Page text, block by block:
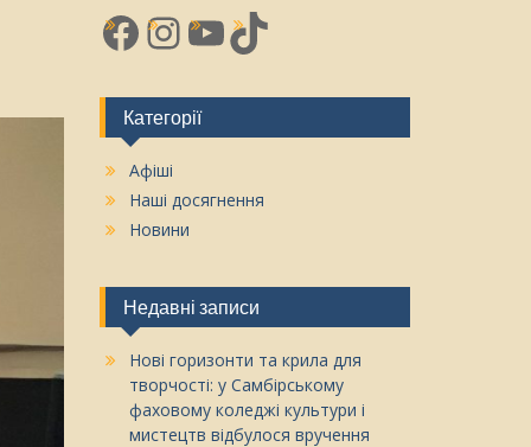
Facebook
Instagram
YouTube
TikTok
Категорії
Афіші
Наші досягнення
Новини
Недавні записи
Нові горизонти та крила для
творчості: у Самбірському
фаховому коледжі культури і
мистецтв відбулося вручення